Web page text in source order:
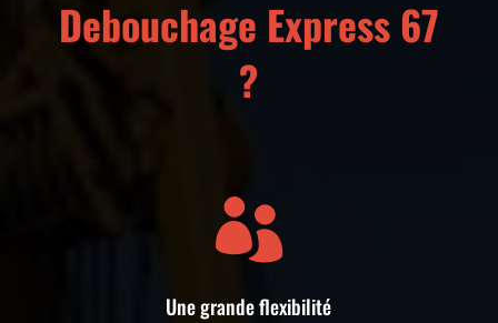
Debouchage Express 67
?

Une grande flexibilité